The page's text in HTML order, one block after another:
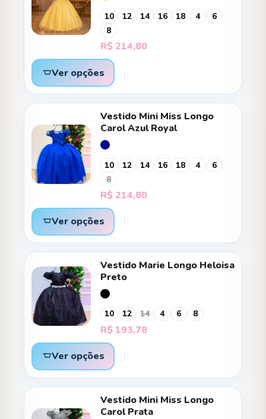
10 12 14 16 18 4
6
8
R$ 214,80
Ver opções
Vestido Mini Miss Longo
Carol Azul Royal
10 12 14 16 18 4
6
8
R$ 214,80
Ver opções
Vestido Marie Longo Heloisa
Preto
10 12 14 4 6 8
R$ 193,78
Ver opções
Vestido Mini Miss Longo
Carol Prata